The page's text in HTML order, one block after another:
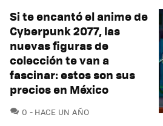
Si te encantó el anime de
Cyberpunk 2077, las
nuevas figuras de
colección te van a
fascinar: estos son sus
precios en México
0 COMENTARIOS
HACE UN AÑO